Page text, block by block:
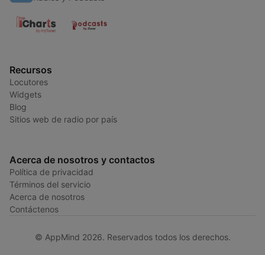
Recursos
Locutores
Widgets
Blog
Sitios web de radio por país
Acerca de nosotros y contactos
Política de privacidad
Términos del servicio
Acerca de nosotros
Contáctenos
© AppMind 2026. Reservados todos los derechos.